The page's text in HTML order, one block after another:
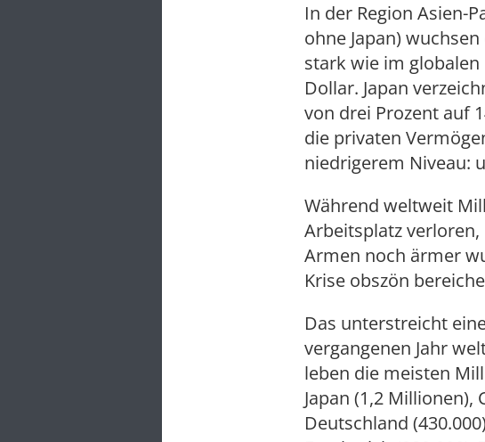
In der Region Asien-
ohne Japan)
stark wie im
Dollar. Japan
von drei Prozent auf
die privaten
niedrigerem Niveau:
Während weltweit
Arbeitsplatz
Armen noch ärmer
Krise obszön
Das unterstreicht
vergangenen Jahr
leben die meisten
Japan (1,2 Millionen),
Deutschland